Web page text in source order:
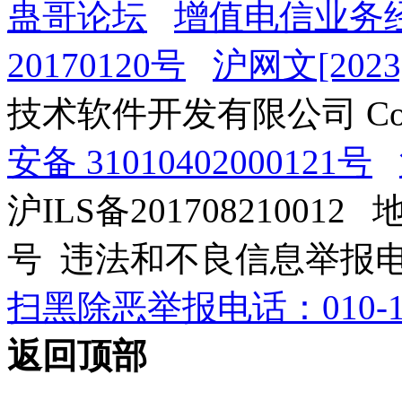
蛊哥论坛
增值电信业务
20170120号
沪网文
技术软件开发有限公司
安备 31010402000121号
沪ILS备201708210012
号 违法和不良信息举报
扫黑除恶举报电话：010-
返回顶部